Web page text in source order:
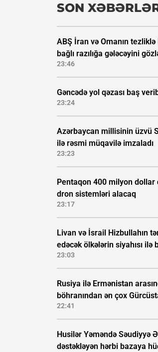
SON
ABŞ İran və Omanın
bağlı razılığa gələcəyini
23:46
Gəncədə yol qəzası baş
23:24
Azərbaycan millisinin üzvü
ilə rəsmi müqavilə imzaladı
23:23
Pentaqon 400 milyon
dron sistemləri alacaq
23:17
Livan və İsrail Hizbullahın
edəcək ölkələrin siyahısı ilə
23:03
Rusiya ilə Ermənistan
böhranından ən çox
22:41
Husilər Yəməndə Səudiyyə
dəstəkləyən hərbi bazaya